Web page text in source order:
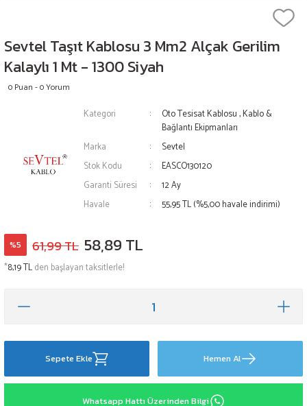
Sevtel Taşıt Kablosu 3 Mm2 Alçak Gerilim
Kalaylı 1 Mt - 1300 Siyah
0 Puan - 0 Yorum
Kategori Oto Tesisat Kablosu,Kablo &
Bağlantı Ekipmanları
Marka
Sevtel
Stok Kodu
EASCO130120
Garanti Süresi
12 Ay
Havale
55,95 TL (%5,00 havale indirimi)
%5 61,99 TL 58,89 TL
*8,19 TLden başlayan taksitlerle!
Sepete Ekle Hemen Al
Whatsapp Hattı Üzerinden Bilgi